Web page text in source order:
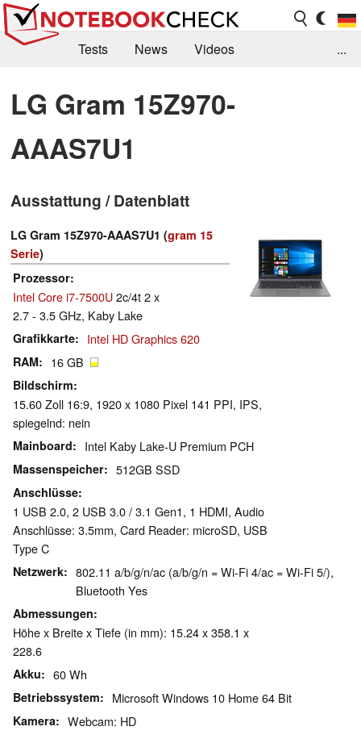
Tests News
Videos
Kaufberatung
Deals Suche
Forum
...
LG Gram 15Z970-
AAAS7U1
Ausstattung / Datenblatt
LG Gram 15Z970-AAAS7U1 (gram 15
Serie)
Prozessor
Intel Core i7-7500U2c/4t 2 x
2.7 - 3.5 GHz, Kaby Lake
Grafikkarte Intel HD Graphics 620
RAM 16 GB
Bildschirm
15.60 Zoll 16:9, 1920 x 1080 Pixel 141 PPI, IPS,
spiegelnd: nein
Mainboard Intel Kaby Lake-U Premium PCH
Massenspeicher 512GB SSD
Anschlüsse
1 USB 2.0, 2 USB 3.0 / 3.1 Gen1, 1 HDMI, Audio
Anschlüsse: 3.5mm, Card Reader: microSD, USB
Type C
Netzwerk
802.11 a/b/g/n/ac (a/b/g/n = Wi-Fi 4/ac = Wi-Fi 5/),
Bluetooth Yes
Abmessungen
Höhe x Breite x Tiefe (in mm): 15.24 x 358.1 x
228.6
Akku 60 Wh
Betriebssystem Microsoft Windows 10 Home 64 Bit
Kamera Webcam: HD